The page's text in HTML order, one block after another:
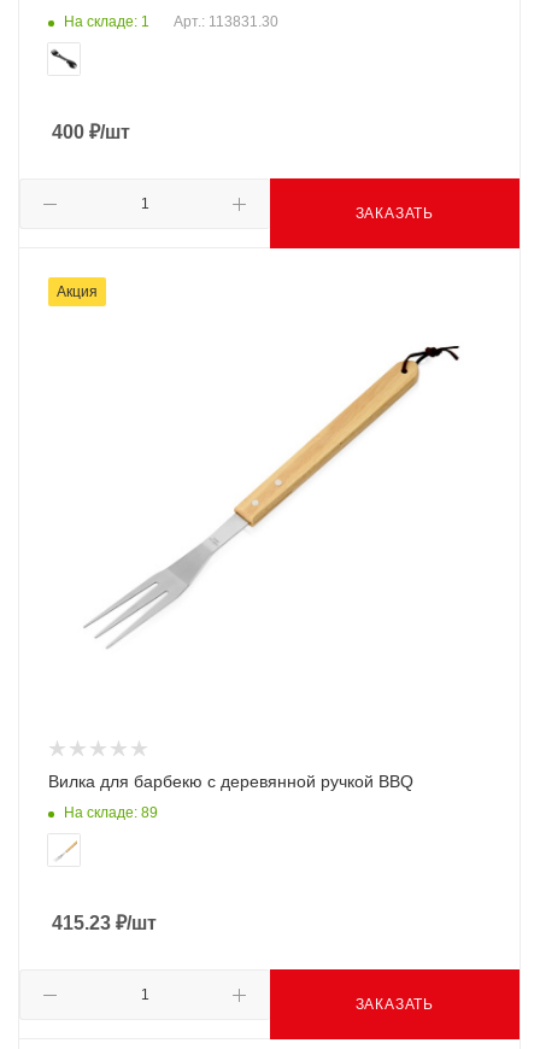
На складе: 1 Арт.: 113831.30
400 ₽/шт
ЗАКАЗАТЬ
Акция
Вилка для барбекю с деревянной ручкой BBQ
На складе: 89
415.23 ₽/шт
ЗАКАЗАТЬ